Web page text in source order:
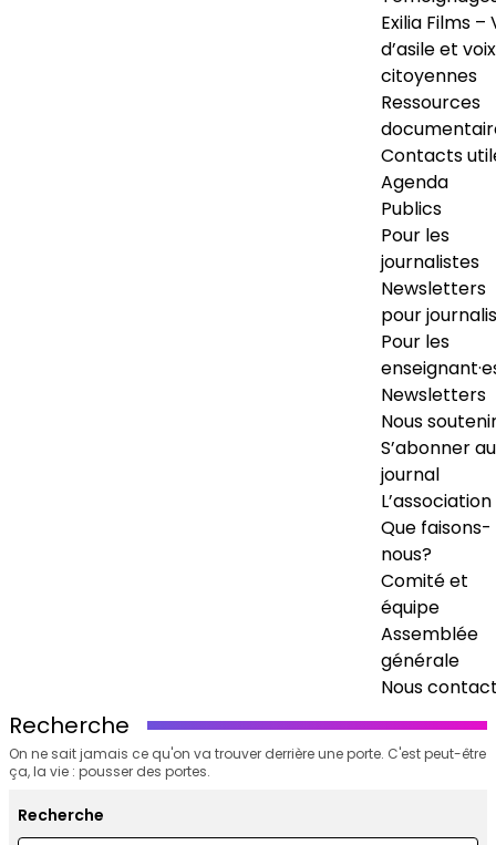
Exilia Films –
d’asile et voix
citoyennes
Ressources
Contacts
Agenda
Publics
Pour les
journalistes
Newsletters
pour
Pour les
Newsletters
Nous
S’abonner au
journal
L’association
Que faisons-
nous?
Comité et
équipe
Assemblée
générale
Nous
Recherche
On ne sait jamais ce qu'on va trouver derrière une porte. C'est peut-être
ça, la vie : pousser des portes.
Recherche